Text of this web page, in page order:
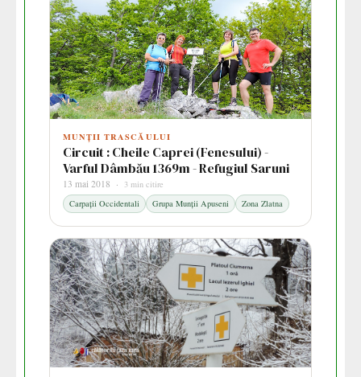
MUNȚII TRASCĂULUI
Circuit : Cheile Caprei (Fenesului) -
Varful Dâmbău 1369m - Refugiul Saruni
13 mai 2018 ·
3 min citire
Carpații Occidentali
Grupa Munții Apuseni Zona Zlatna